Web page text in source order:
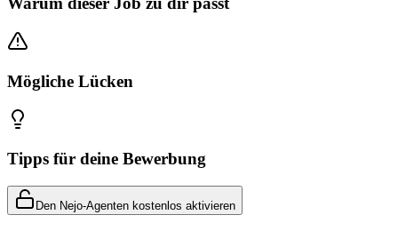
Mögliche Lücken
Tipps für deine Bewerbung
Den Nejo-Agenten kostenlos aktivieren